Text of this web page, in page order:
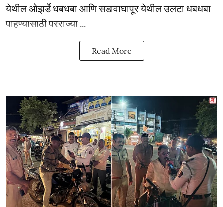
येथील ओझर्डे धबधबा आणि सडावाघापूर येथील उलटा धबधबा
पाहण्यासाठी परराज्या ...
Read More